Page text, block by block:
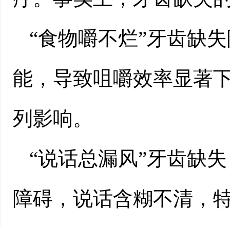
“食物嚼不烂”牙齿缺
能，导致咀嚼效率显著
列影响。
“说话总漏风”牙齿缺
障碍，说话含糊不清，